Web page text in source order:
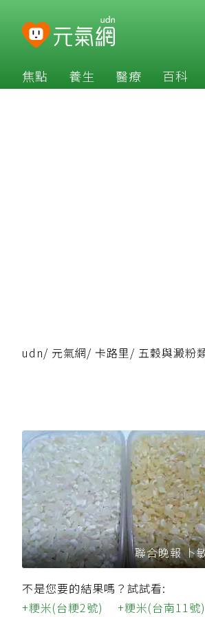
焦點 養生 醫療 百科
udn/ 元氣網/ 卡路里/ 五穀與澱粉
聯合晚報 卜
不是您要的結果嗎？試試看:
粳米(台粳2號)
粳米(台南11號)